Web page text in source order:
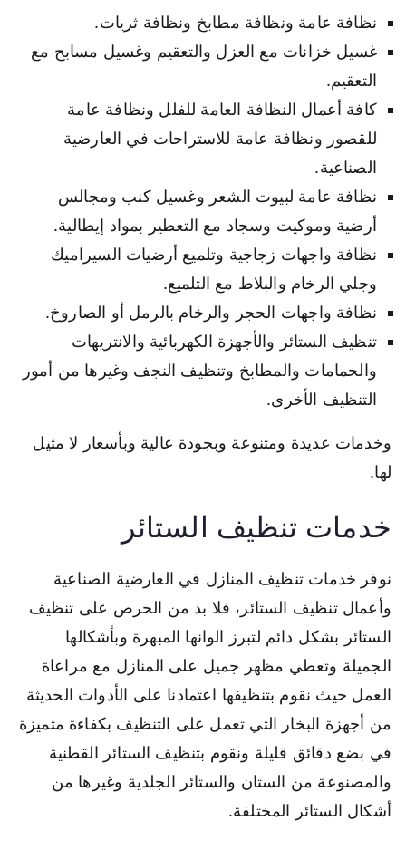
نظافة عامة ونظافة مطابخ ونظافة ثريات.
غسيل خزانات مع العزل والتعقيم وغسيل مسابح مع
التعقيم.
كافة أعمال النظافة العامة للفلل ونظافة عامة
للقصور ونظافة عامة للاستراحات في العارضية
الصناعية.
نظافة عامة لبيوت الشعر وغسيل كنب ومجالس
أرضية وموكيت وسجاد مع التعطير بمواد إيطالية.
نظافة واجهات زجاجية وتلميع أرضيات السيراميك
وجلي الرخام والبلاط مع التلميع.
نظافة واجهات الحجر والرخام بالرمل أو الصاروخ.
تنظيف الستائر والأجهزة الكهربائية والانتريهات
والحمامات والمطابخ وتنظيف النجف وغيرها من أمور
التنظيف الأخرى.
وخدمات عديدة ومتنوعة وبجودة عالية وبأسعار لا مثيل
لها.
خدمات تنظيف الستائر
نوفر خدمات تنظيف المنازل في العارضية الصناعية
وأعمال تنظيف الستائر، فلا بد من الحرص على تنظيف
الستائر بشكل دائم لتبرز الوانها المبهرة وبأشكالها
الجميلة وتعطي مظهر جميل على المنازل مع مراعاة
العمل حيث نقوم بتنظيفها اعتمادنا على الأدوات الحديثة
من أجهزة البخار التي تعمل على التنظيف بكفاءة متميزة
في بضع دقائق قليلة ونقوم بتنظيف الستائر القطنية
والمصنوعة من الستان والستائر الجلدية وغيرها من
أشكال الستائر المختلفة.